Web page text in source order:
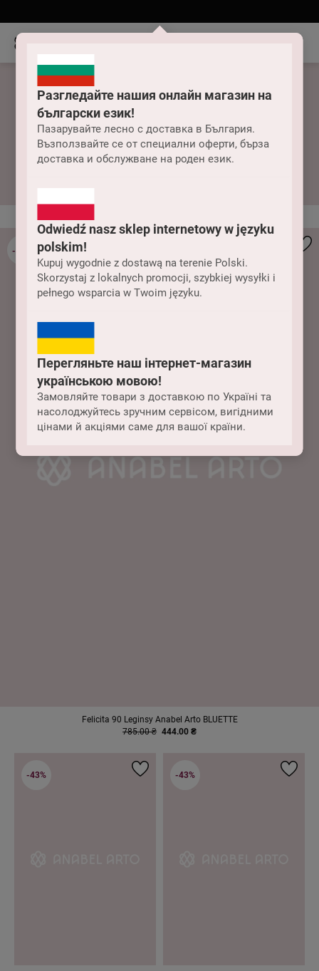
Разгледайте нашия онлайн магазин на
български език!
Пазарувайте лесно с доставка в България.
Възползвайте се от специални оферти, бърза
доставка и обслужване на роден език.
Odwiedź nasz sklep internetowy w języku
polskim!
Kupuj wygodnie z dostawą na terenie Polski.
Skorzystaj z lokalnych promocji, szybkiej wysyłki i
pełnego wsparcia w Twoim języku.
Перегляньте наш інтернет-магазин
українською мовою!
Замовляйте товари з доставкою по Україні та
насолоджуйтесь зручним сервісом, вигідними
цінами й акціями саме для вашої країни.
Legginsy damskie
Felicita 90 Leginsy Anabel Arto BLUETTE
785.00 ₴ 444.00 ₴
-43%
-43% -43%